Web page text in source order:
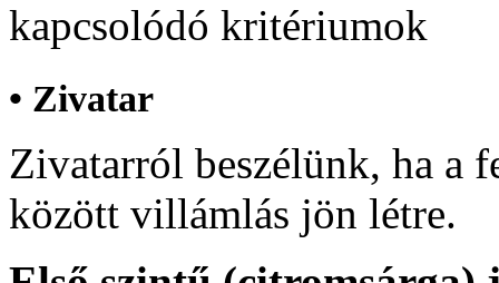
kapcsolódó kritériumok
• Zivatar
Zivatarról beszélünk, ha a
között villámlás jön létre.